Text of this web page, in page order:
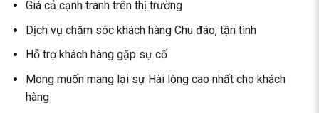
Giá cả cạnh tranh trên thị trường
Dịch vụ chăm sóc khách hàng Chu đáo, tận tình
Hỗ trợ khách hàng gặp sự cố
Mong muốn mang lại sự Hài lòng cao nhất cho khách
hàng